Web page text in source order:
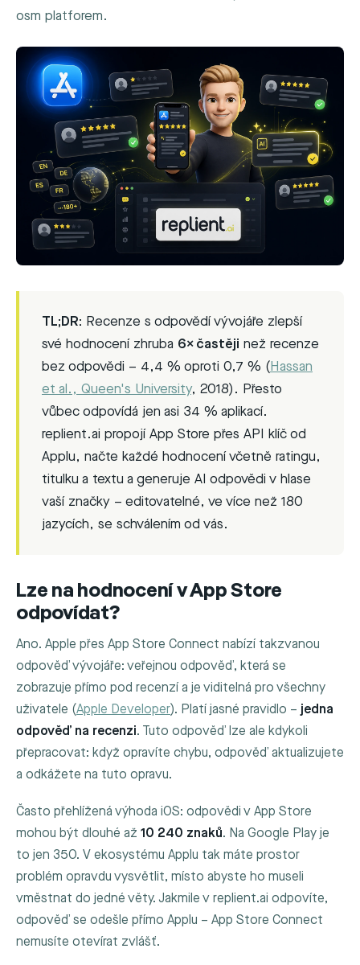
osm platforem.
TL;DR: Recenze s odpovědí vývojáře zlepší
své hodnocení zhruba 6× častěji než recenze
bez odpovědi – 4,4 % oproti 0,7 % (Hassan
et al., Queen's University, 2018). Přesto
vůbec odpovídá jen asi 34 % aplikací.
replient.ai propojí App Store přes API klíč od
Applu, načte každé hodnocení včetně ratingu,
titulku a textu a generuje AI odpovědi v hlase
vaší značky – editovatelné, ve více než 180
jazycích, se schválením od vás.
Lze na hodnocení v App Store
odpovídat?
Ano. Apple přes App Store Connect nabízí takzvanou
odpověď vývojáře: veřejnou odpověď, která se
zobrazuje přímo pod recenzí a je viditelná pro všechny
uživatele (Apple Developer). Platí jasné pravidlo – jedna
odpověď na recenzi. Tuto odpověď lze ale kdykoli
přepracovat: když opravíte chybu, odpověď aktualizujete
a odkážete na tuto opravu.
Často přehlížená výhoda iOS: odpovědi v App Store
mohou být dlouhé až 10 240 znaků. Na Google Play je
to jen 350. V ekosystému Applu tak máte prostor
problém opravdu vysvětlit, místo abyste ho museli
vměstnat do jedné věty. Jakmile v replient.ai odpovíte,
odpověď se odešle přímo Applu – App Store Connect
nemusíte otevírat zvlášť.